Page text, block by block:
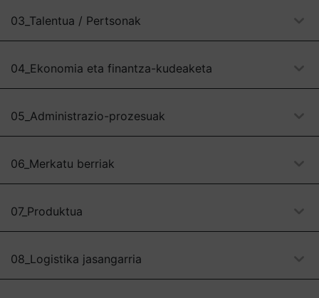
03_Talentua / Pertsonak
04_Ekonomia eta finantza-kudeaketa
05_Administrazio-prozesuak
06_Merkatu berriak
07_Produktua
08_Logistika jasangarria